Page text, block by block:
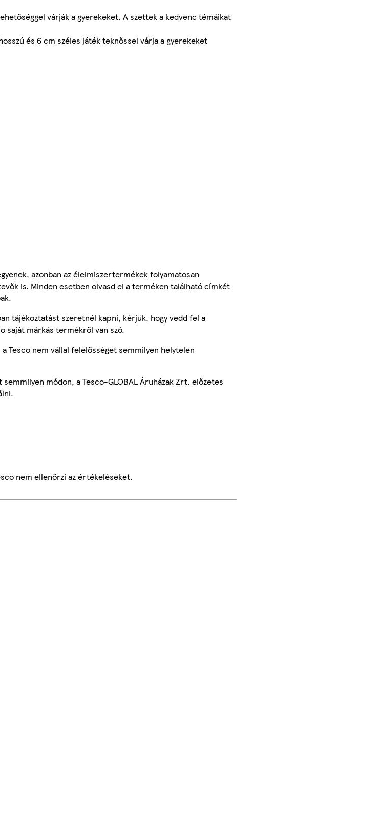
várják a gyerekeket. A szettek a kedvenc témáikat
és 6 cm széles játék teknőssel várja a gyerekeket
azonban az élelmiszertermékek folyamatosan
is. Minden esetben olvasd el a terméken található címkét
tájékoztatást szeretnél kapni, kérjük, hogy vedd fel a
saját márkás termékről van szó.
nem vállal felelősséget semmilyen helytelen
módon, a Tesco-GLOBAL Áruházak Zrt. előzetes
nem ellenőrzi az értékeléseket.